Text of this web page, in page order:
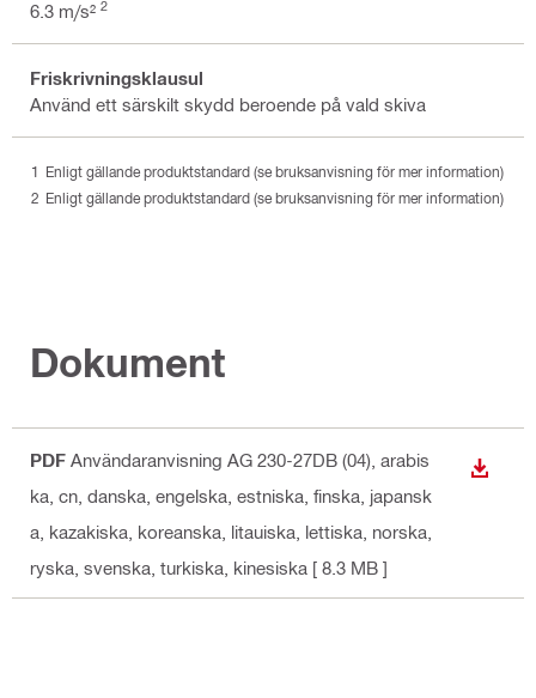
6.3 m/s² 2
Friskrivningsklausul
Använd ett särskilt skydd beroende på vald skiva
Enligt gällande produktstandard (se bruksanvisning för mer information)
Enligt gällande produktstandard (se bruksanvisning för mer information)
Dokument
PDF Användaranvisning AG 230-27DB (04) , arabis
ka, cn, danska, engelska, estniska, finska, japansk
a, kazakiska, koreanska, litauiska, lettiska, norska,
ryska, svenska, turkiska, kinesiska [ 8.3 MB ]
LADDA